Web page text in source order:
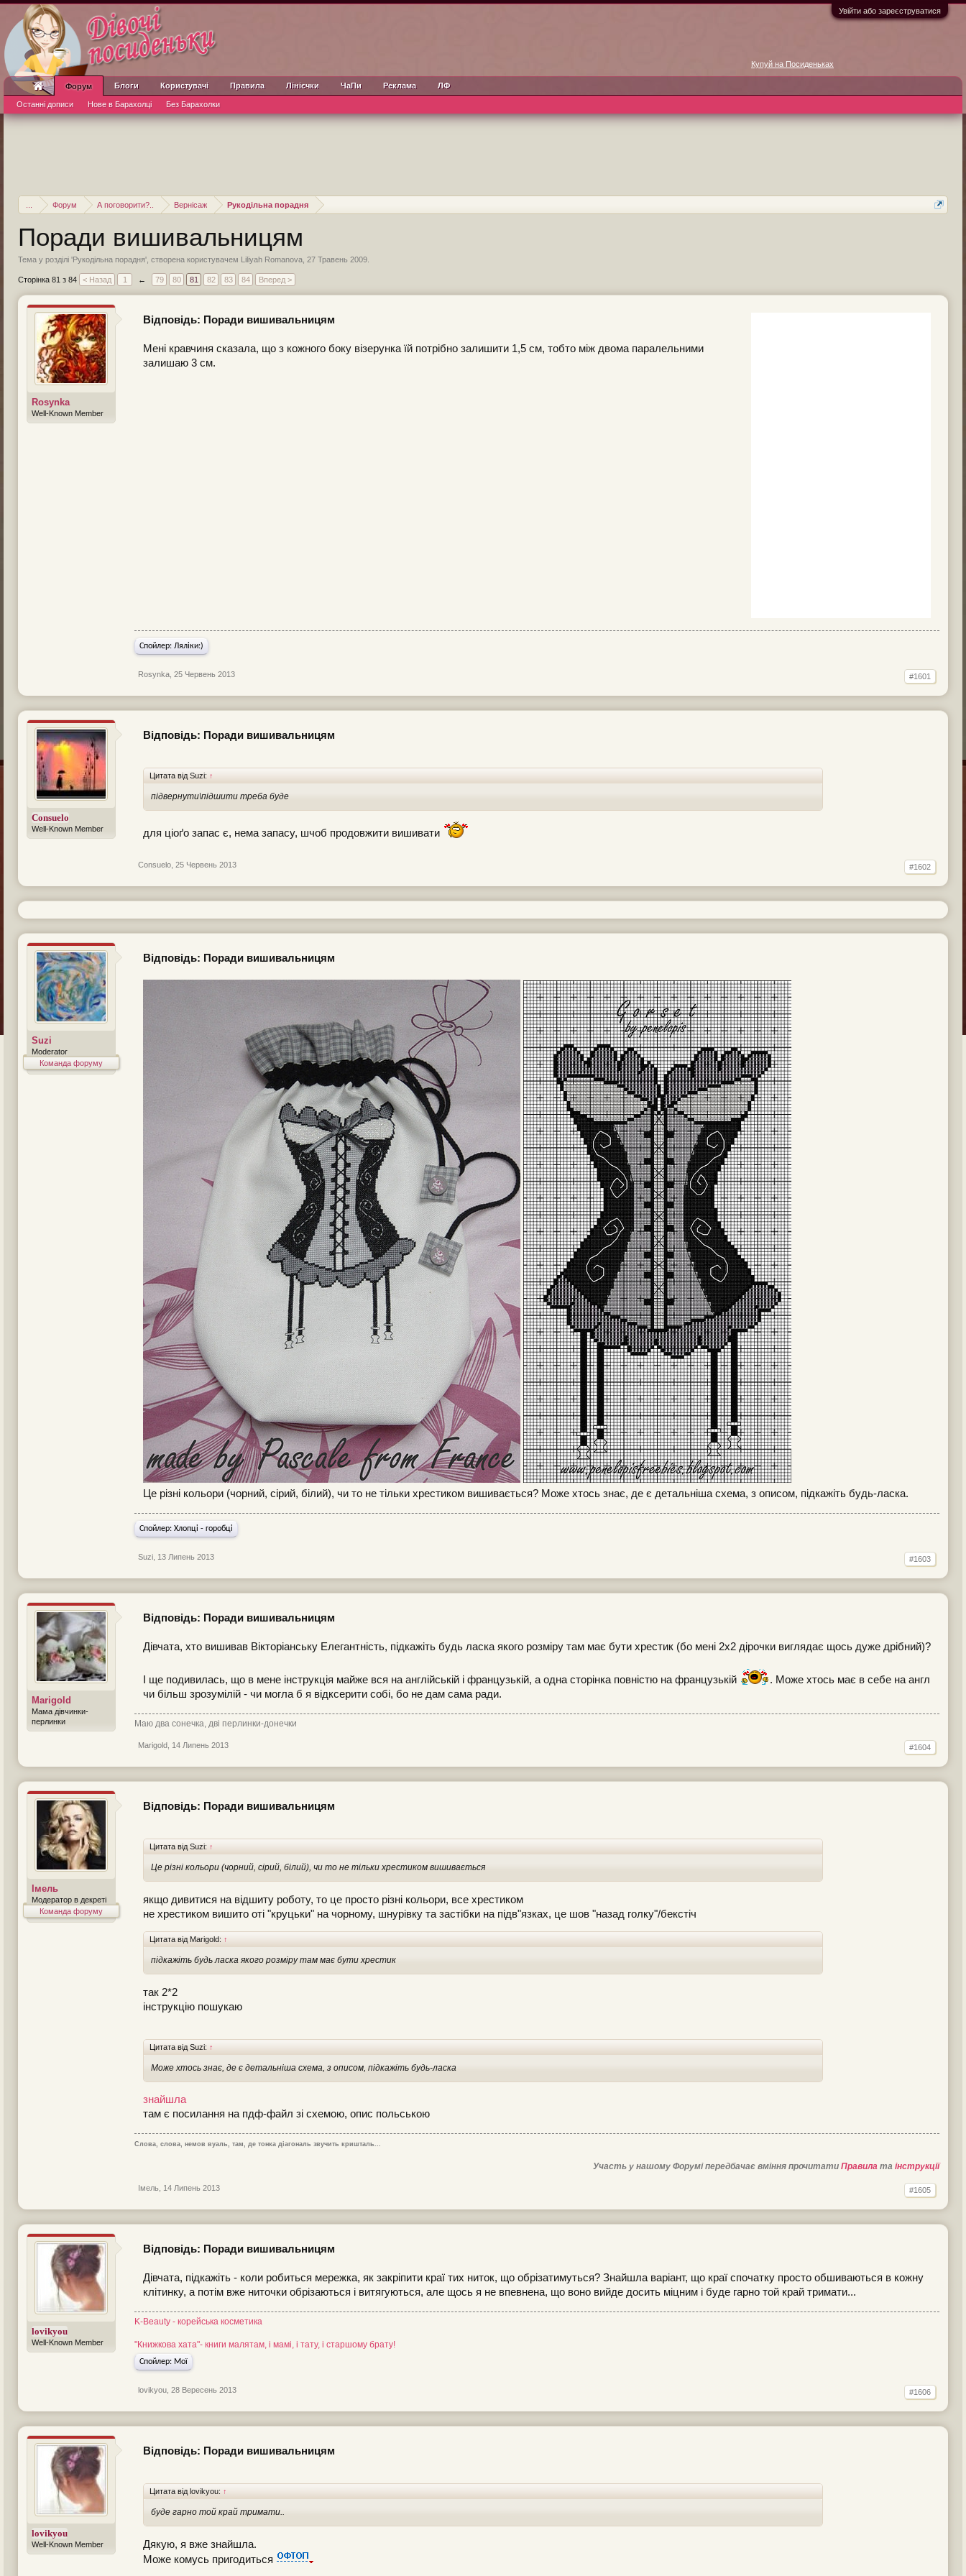
Увійти або зареєструватися
Форум А поговорити?.. Вернісаж Рукодільна порадня
Поради вишивальницям
Тема у розділі 'Рукодільна порадня', створена користувачем Liliyah Romanova 27 Травень 2009
Сторінка 81 з 84 < Назад 1 ← 79 80 81 82 83 84 Вперед >
Rosynka
Well-Known Member
Відповідь: Поради вишивальницям
Мені кравчиня сказала, що з кожного боку візерунка їй потрібно залишити 1,5 см, тобто між двома паралельними
залишаю 3 см.
Спойлер: Ляліки:)
Rosynka 25 Червень 2013 #1601
Consuelo
Well-Known Member
Відповідь: Поради вишивальницям
Цитата від Suzi: ↑
підвернути\підшити треба буде
для ціоґо запас є, нема запасу, шчоб продовжити вишивати
Consuelo 25 Червень 2013 #1602
Suzi
Moderator
Команда форуму
Відповідь: Поради вишивальницям
Це різні кольори (чорний, сірий, білий), чи то не тільки хрестиком вишивається? Може хтось знає, де є детальніша схема, з описом, підкажіть будь-ласка.
Спойлер: Хлопці - горобці
Suzi 13 Липень 2013 #1603
Marigold
Мама дівчинки-
перлинки
Відповідь: Поради вишивальницям
Дівчата, хто вишивав Вікторіанську Елегантність, підкажіть будь ласка якого розміру там має бути хрестик (бо мені 2х2 дірочки виглядає щось дуже дрібний)?
І ще подивилась, що в мене інструкція майже вся на англійській і французькій, а одна сторінка повністю на французькій
. Може хтось має в себе на англ
чи більш зрозумілій - чи могла б я відксерити собі, бо не дам сама ради.
Маю два сонечка, дві перлинки-донечки
Marigold 14 Липень 2013 #1604
Імель
Модератор в декреті
Команда форуму
Відповідь: Поради вишивальницям
Цитата від Suzi: ↑
Це різні кольори (чорний, сірий, білий), чи то не тільки хрестиком вишивається
якщо дивитися на відшиту роботу, то це просто різні кольори, все хрестиком
не хрестиком вишито оті "круцьки" на чорному, шнурівку та застібки на підв"язках, це шов "назад голку"/бекстіч
Цитата від Marigold: ↑
підкажіть будь ласка якого розміру там має бути хрестик
так 2*2
інструкцію пошукаю
Цитата від Suzi: ↑
Може хтось знає, де є детальніша схема, з описом, підкажіть будь-ласка
знайшла
там є посилання на пдф-файл зі схемою, опис польською
Слова, слова, немов вуаль, там, де тонка діагональ звучить кришталь...
Участь у нашому Форумі передбачає вміння прочитати Правила та інструкції
Імель 14 Липень 2013 #1605
lovikyou
Well-Known Member
Відповідь: Поради вишивальницям
Дівчата, підкажіть - коли робиться мережка, як закріпити краї тих ниток, що обрізатимуться? Знайшла варіант, що краї спочатку просто обшиваються в кожну
клітинку, а потім вже ниточки обрізаються і витягуються, але щось я не впевнена, що воно вийде досить міцним і буде гарно той край тримати...
K-Beauty - корейська косметика
"Книжкова хата"- книги малятам, і мамі, і тату, і старшому брату!
Спойлер: Мої
lovikyou 28 Вересень 2013 #1606
lovikyou
Well-Known Member
Відповідь: Поради вишивальницям
Цитата від lovikyou: ↑
буде гарно той край тримати..
Дякую, я вже знайшла.
Може комусь пригодиться
Купуй на Посиденьках
Форум
Останні дописи Нове в Барахолці Без Барахолки
Блоги Користувачі Правила Лінієчки ЧаПи Реклама ЛФ